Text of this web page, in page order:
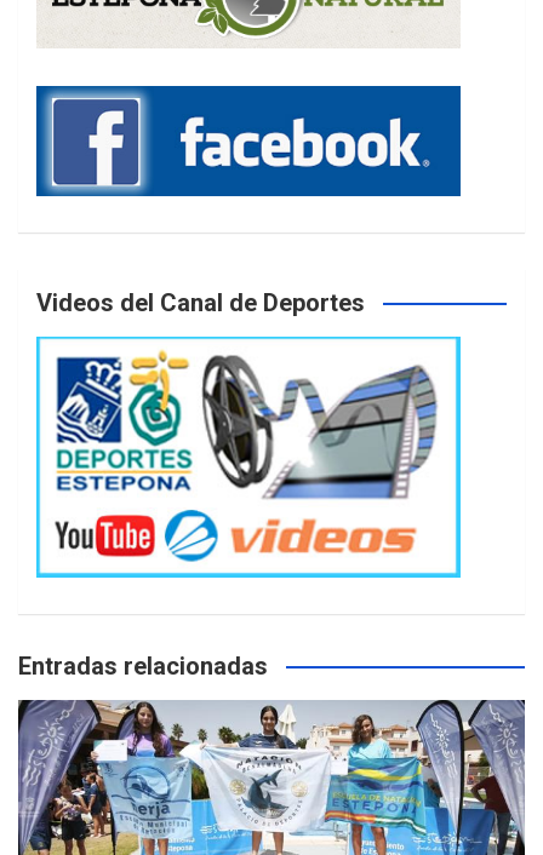
Videos del Canal de Deportes
Entradas relacionadas